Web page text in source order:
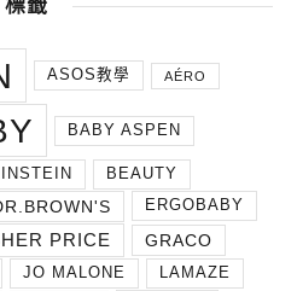
標籤
ASOS教學 AÉRO
BABY ASPEN
BEAUTY
ERGOBABY
PRICE GRACO
JO MALONE
LAMAZE